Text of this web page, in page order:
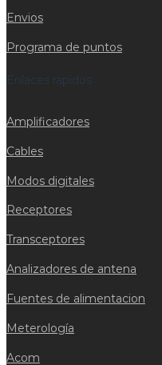
Envios
Programa de puntos
Enlaces rapidos
Amplificadores
Cables
Modos digitales
Receptores
Transceptores
Analizadores de antena
Fuentes de alimentacion
Meterología
Acom